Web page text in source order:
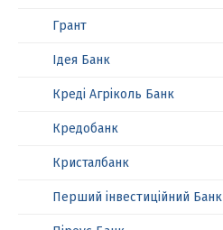
Грант
Ідея Банк
Креді Агріколь Банк
Кредобанк
Кристалбанк
Перший інвестиційний Банк